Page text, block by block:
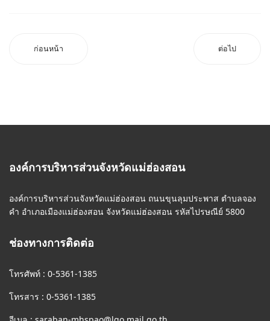
ก่อนหน้า ต่อไป
องค์การบริหารส่วนจังหวัดแม่ฮ่องสอน
องค์การบริหารส่วนจังหวัดแม่ฮ่องสอน ถนนขุนลุมประพาส ตำบลจอง
คำ อำเภอเมืองแม่ฮ่องสอน จังหวัดแม่ฮ่องสอน รหัสไปรษณีย์ 5800
ช่องทางการติดต่อ
โทรศัพท์ : 0-5361-1385
โทรสาร : 0-5361-1385